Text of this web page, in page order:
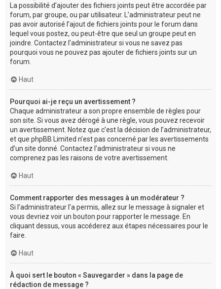
La possibilité d’ajouter des fichiers joints peut être accordée par
forum, par groupe, ou par utilisateur. L’administrateur peut ne
pas avoir autorisé l’ajout de fichiers joints pour le forum dans
lequel vous postez, ou peut-être que seul un groupe peut en
joindre. Contactez l’administrateur si vous ne savez pas
pourquoi vous ne pouvez pas ajouter de fichiers joints sur un
forum.
Haut
Pourquoi ai-je reçu un avertissement ?
Chaque administrateur a son propre ensemble de règles pour
son site. Si vous avez dérogé à une règle, vous pouvez recevoir
un avertissement. Notez que c’est la décision de l’administrateur,
et que phpBB Limited n’est pas concerné par les avertissements
d’un site donné. Contactez l’administrateur si vous ne
comprenez pas les raisons de votre avertissement.
Haut
Comment rapporter des messages à un modérateur ?
Si l’administrateur l’a permis, allez sur le message à signaler et
vous devriez voir un bouton pour rapporter le message. En
cliquant dessus, vous accéderez aux étapes nécessaires pour le
faire.
Haut
À quoi sert le bouton « Sauvegarder » dans la page de
rédaction de message ?